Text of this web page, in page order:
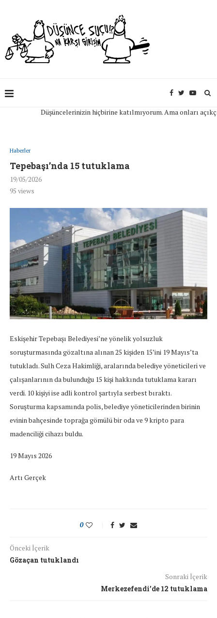
Düşüncelerinizin hiçbirine katılmıyorum. Ama onları açıkça
Haberler
Tepebaşı’nda 15 tutuklama
19/05/2026
95 views
Eskişehir Tepebaşı Belediyesi’ne yönelik yolsuzluk
soruşturmasında gözaltına alınan 25 kişiden 15’ini 19 Mayıs’ta
tutukladı. Sulh Ceza Hakimliği, aralarında belediye yöneticileri ve
çalışanlarının da bulunduğu 15 kişi hakkında tutuklama kararı
verdi. 10 kişiyi ise adli kontrol şartıyla serbest bıraktı.
Soruşturma kapsamında polis, belediye yöneticilerinden birinin
evinin bahçesinde toprağa gömülü bir oda ve 9 kripto para
madenciliği cihazı buldu.
19 Mayıs 2026
Artı Gerçek
0
Önceki İçerik
Gözaçan tutuklandı
Sonraki İçerik
Merkezefendi’de 12 tutuklama